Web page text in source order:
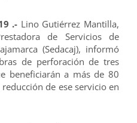
.- Lino Gutiérrez Mantilla,
de Servicios de
(Sedacaj), informó
de perforación de tres
beneficiarán a más de 80
de ese servicio en